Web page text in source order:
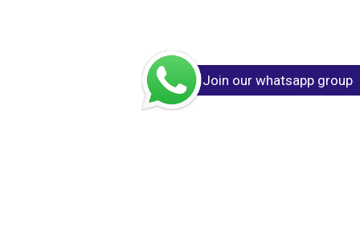
Join our whatsapp group